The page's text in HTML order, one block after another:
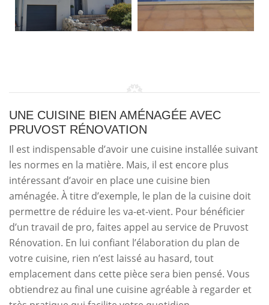
UNE CUISINE BIEN AMÉNAGÉE AVEC
PRUVOST RÉNOVATION
Il est indispensable d’avoir une cuisine installée suivant
les normes en la matière. Mais, il est encore plus
intéressant d’avoir en place une cuisine bien
aménagée. À titre d’exemple, le plan de la cuisine doit
permettre de réduire les va-et-vient. Pour bénéficier
d’un travail de pro, faites appel au service de Pruvost
Rénovation. En lui confiant l’élaboration du plan de
votre cuisine, rien n’est laissé au hasard, tout
emplacement dans cette pièce sera bien pensé. Vous
obtiendrez au final une cuisine agréable à regarder et